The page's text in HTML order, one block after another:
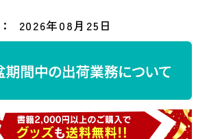
2026年08月25日